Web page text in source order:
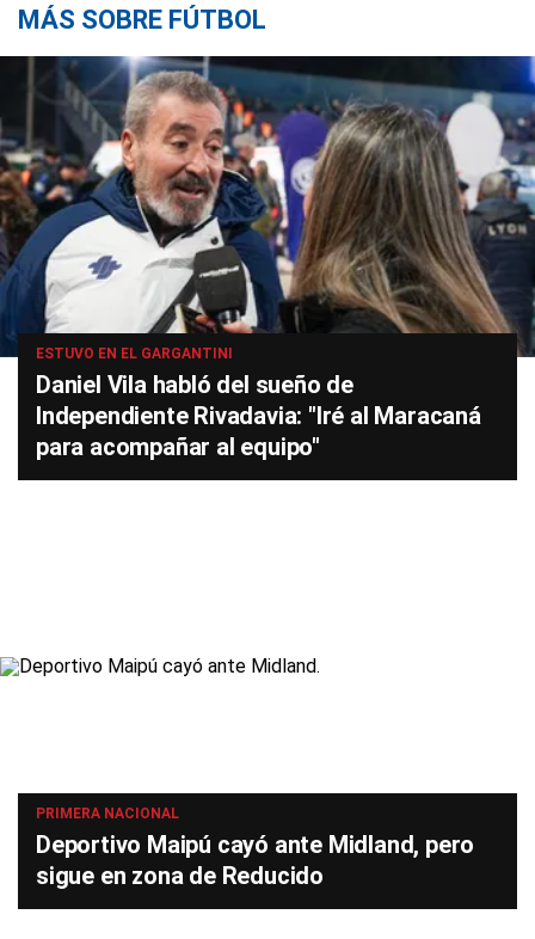
MÁS SOBRE FÚTBOL
ESTUVO EN EL GARGANTINI
Daniel Vila habló del sueño de
Independiente Rivadavia: "Iré al Maracaná
para acompañar al equipo"
PRIMERA NACIONAL
Deportivo Maipú cayó ante Midland, pero
sigue en zona de Reducido